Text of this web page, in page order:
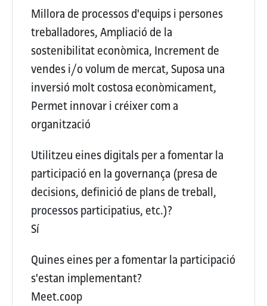
Millora de processos d'equips i persones
treballadores, Ampliació de la
sostenibilitat econòmica, Increment de
vendes i/o volum de mercat, Suposa una
inversió molt costosa econòmicament,
Permet innovar i créixer com a
organització
Utilitzeu eines digitals per a fomentar la
participació en la governança (presa de
decisions, definició de plans de treball,
processos participatius, etc.)?
Sí
Quines eines per a fomentar la participació
s'estan implementant?
Meet.coop